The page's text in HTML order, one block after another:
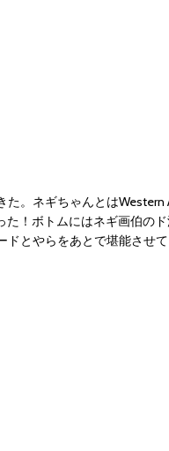
。ネギちゃんとは
！ボトムにはネギ画伯の
とやらをあとで堪能させて